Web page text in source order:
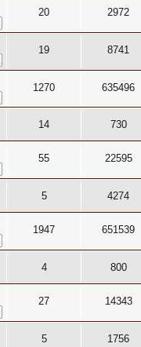
20 2972
19 8741
1270 635496
14 730
55 22595
5 4274
1947 651539
4 800
27 14343
5 1756